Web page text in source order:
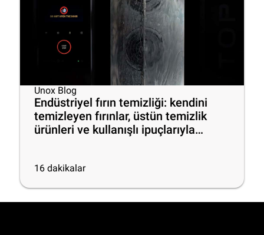
Unox Blog
Endüstriyel fırın temizliği: kendini
temizleyen fırınlar, üstün temizlik
ürünleri ve kullanışlı ipuçlarıyla
16 dakikalar